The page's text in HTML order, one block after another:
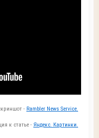
- Rambler News Service.
к статье - Яндекс. Картинки.